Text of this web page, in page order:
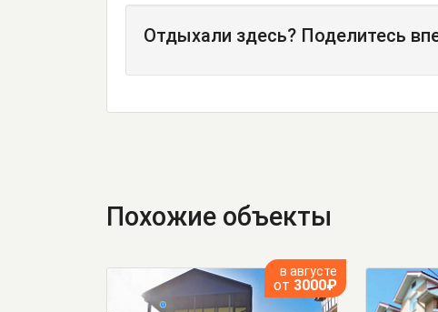
Отдыхали здесь? Поделитесь
Похожие объекты
в августе
от 3000₽